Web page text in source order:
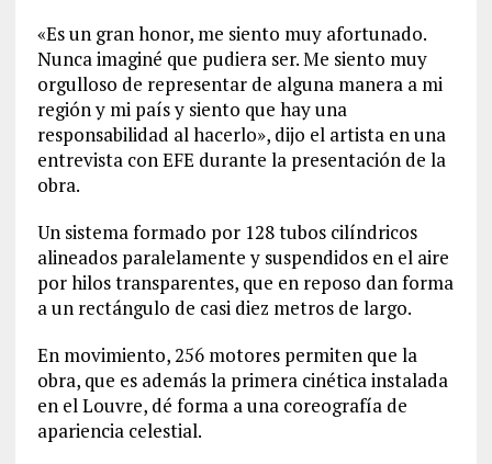
«Es un gran honor, me siento muy afortunado.
Nunca imaginé que pudiera ser. Me siento muy
orgulloso de representar de alguna manera a mi
región y mi país y siento que hay una
responsabilidad al hacerlo», dijo el artista en una
entrevista con EFE durante la presentación de la
obra.
Un sistema formado por 128 tubos cilíndricos
alineados paralelamente y suspendidos en el aire
por hilos transparentes, que en reposo dan forma
a un rectángulo de casi diez metros de largo.
En movimiento, 256 motores permiten que la
obra, que es además la primera cinética instalada
en el Louvre, dé forma a una coreografía de
apariencia celestial.